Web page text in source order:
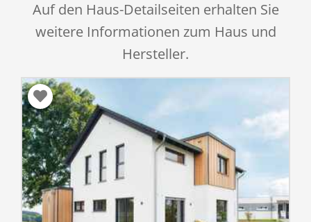
Auf den Haus-Detailseiten erhalten Sie
weitere Informationen zum Haus und
Hersteller.